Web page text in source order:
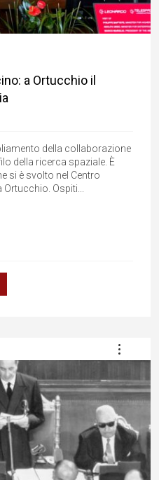
a Ortucchio il
della collaborazione
della ricerca spaziale. È
si è svolto nel Centro
Ospiti...